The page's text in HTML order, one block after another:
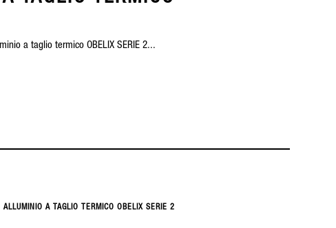
a taglio termico OBELIX SERIE 2...
ALLUMINIO A TAGLIO TERMICO OBELIX SERIE 2